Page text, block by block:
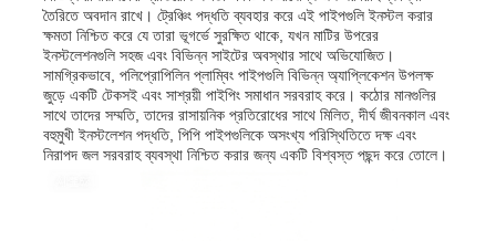
তৈরিতে অবদান রাখে। ট্রেঞ্চিং পদ্ধতি ব্যবহার করে এই পাইপগুলি ইনস্টল করার
ক্ষমতা নিশ্চিত করে যে তারা ভূগর্ভে সুরক্ষিত থাকে, যখন মাটির উপরের
ইনস্টলেশনগুলি সহজ এবং বিভিন্ন সাইটের অবস্থার সাথে অভিযোজিত।
সামগ্রিকভাবে, পলিপ্রোপিলিন প্লাম্বিং পাইপগুলি বিভিন্ন অ্যাপ্লিকেশন উপলক্ষ
জুড়ে একটি টেকসই এবং সাশ্রয়ী পাইপিং সমাধান সরবরাহ করে। কঠোর মানগুলির
সাথে তাদের সম্মতি, তাদের রাসায়নিক প্রতিরোধের সাথে মিলিত, দীর্ঘ জীবনকাল এবং
বহুমুখী ইনস্টলেশন পদ্ধতি, পিপি পাইপগুলিকে অসংখ্য পরিস্থিতিতে দক্ষ এবং
নিরাপদ জল সরবরাহ ব্যবস্থা নিশ্চিত করার জন্য একটি বিশ্বস্ত পছন্দ করে তোলে।